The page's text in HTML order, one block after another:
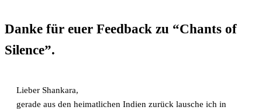
Danke für euer Feedback zu “Chants of
Silence”.​
Lieber Shankara,
gerade aus den heimatlichen Indien zurück lausche ich in